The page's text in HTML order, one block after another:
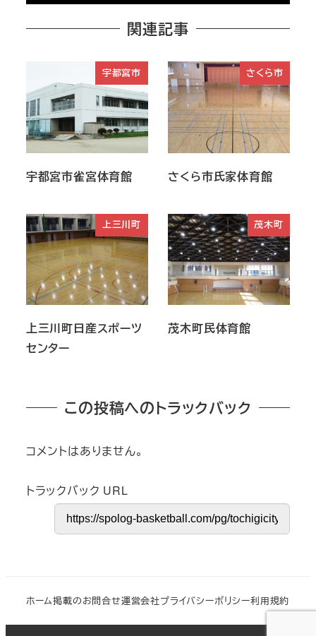
関連記事
宇都宮市
宇都宮市雀宮体育館
さくら市
さくら市氏家体育館
上三川町
上三川町日産スポーツ
センター
茂木町
茂木町民体育館
この投稿へのトラックバック
コメントはありません。
トラックバック URL
ホーム掲載のお問合せ運営会社プライバシーポリシー利用規約